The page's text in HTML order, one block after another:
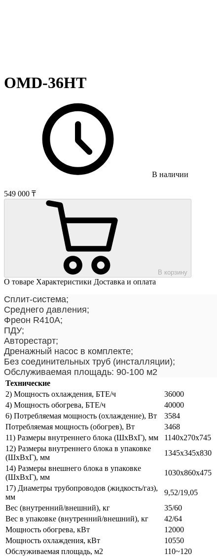
OMD-36HT
В наличии
549 000 ₸
В корзину
О товаре Характеристики Доставка и оплата
Сплит-система;
Среднего давления;
Фреон R410А;
ПДУ;
Авторестарт;
Дренажный насос в комплекте;
Без соединительных труб (инсталляции);
Обслуживаемая площадь: 90-100 м2
Технические
2) Мощность охлаждения, БТЕ/ч
36000
4) Мощность обогрева, БТЕ/ч
40000
6) Потребляемая мощность (охлаждение), Вт
3584
Потребляемая мощность (обогрев), Вт
3468
11) Размеры внутреннего блока (ШхВхГ), мм
1140х270х745
12) Размеры внутреннего блока в упаковке
(ШхВхГ), мм
1345х345х830
14) Размеры внешнего блока в упаковке
(ШхВхГ), мм
1030х860х475
17) Диаметры трубопроводов (жидкость/газ),
мм
9,52/19,05
Вес (внутренний/внешний), кг
35/60
Вес в упаковке (внутренний/внешний), кг
42/64
Мощность обогрева, кВт
12000
Мощность охлаждения, кВт
10550
Обслуживаемая площадь, м2
110~120